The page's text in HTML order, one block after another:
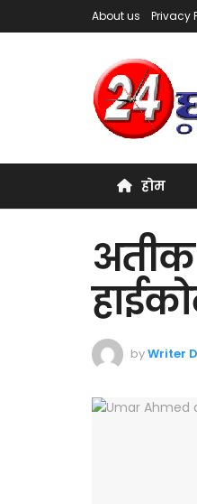
About us Privacy
होम
अतीक
byWriter D